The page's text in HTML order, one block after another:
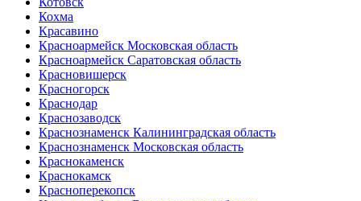
Кохма
Красавино
Красноармейск Московская область
Красноармейск Саратовская область
Красновишерск
Красногорск
Краснодар
Краснозаводск
Краснознаменск Калининградская область
Краснознаменск Московская область
Краснокаменск
Краснокамск
Красноперекопск